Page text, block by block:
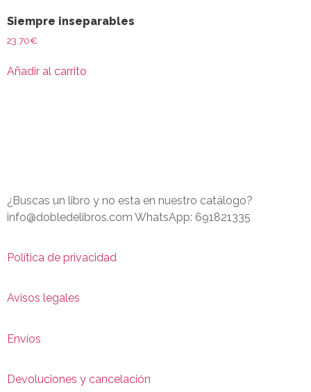
Siempre inseparables
23.70€
Añadir al carrito
¿Buscas un libro y no esta en nuestro catálogo?
info@dobledelibros.com WhatsApp: 691821335
Política de privacidad
Avisos legales
Envíos
Devoluciones y cancelación